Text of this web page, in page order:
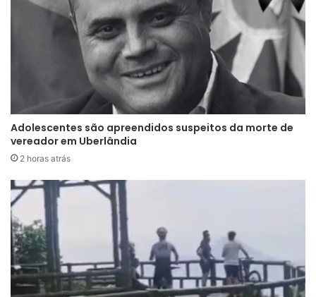
tristeza dominasse seus últimos meses, decidiu
reunir familiares e amigos para celebrar a vida.
No dia 30 de maio, um galpão foi transformado
em palco para uma despedida marcada por
música, arte e reencontros.
A programação foi preparada para refletir os
apresentações de bossa nova, samba e rock,
além de um flash mob e uma pintura realizada ao
vivo. Um dos momentos mais marcantes
aconteceu quando ele subiu ao palco para tocar
guitarra. Curiosamente, o instrumento passou a
Adolescentes são apreendidos suspeitos da morte de
vereador em Uberlândia​​​​​​​​​​​​​​​​​​​​​​​​​​​​​​​​​​​​​​​​​​​​​​​​​​
2 horas atrás